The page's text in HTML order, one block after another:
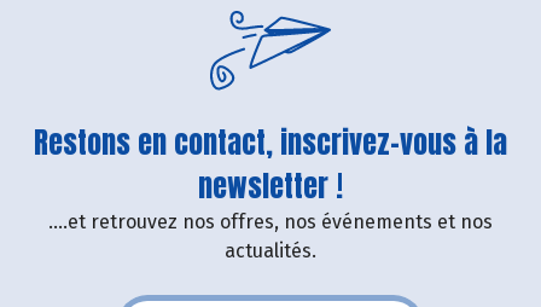
Restons en contact, inscrivez-vous à la
newsletter !
....et retrouvez nos offres, nos événements et nos
actualités.